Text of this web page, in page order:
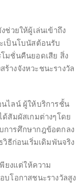
ช่วยให้ผู้เล่นเข้าถึง
เป็นโบนัสต้อนรับ
มชั่นคืนยอดเสีย สิ่ง
างจังหวะชนะรางวัล
ไลน์ ผู้ให้บริการชั้น
สัมผัสเกมต่างๆโดย
การศึกษากฎข้อตกลง
วิธีก่อนเริ่มเดิมพันจริง
ยงแต่ให้ความ
โอกาสชนะรางวัลสูง